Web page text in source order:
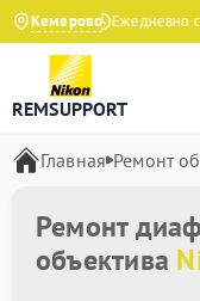
Кемерово
на Яндекс Ежедневно с
REMSUPPORT
Главная Ремонт
Ремонт
объектива